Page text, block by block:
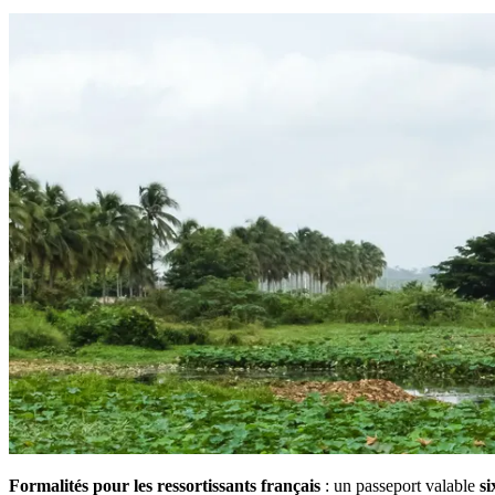
Formalités pour les ressortissants français : un passeport valable